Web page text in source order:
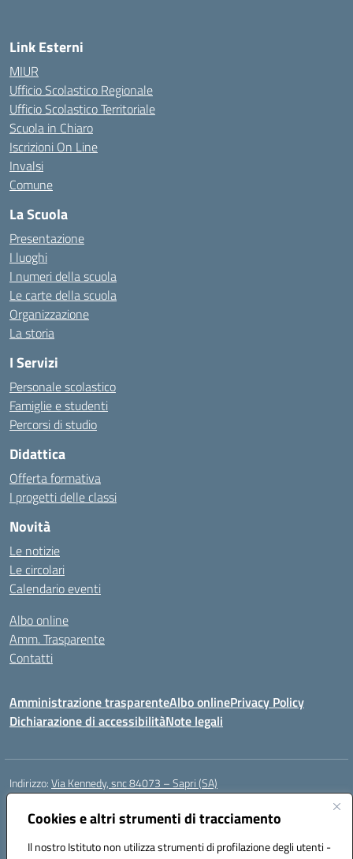
Cookies e altri strumenti di tracciamento
Il nostro Istituto non utilizza strumenti di profilazione degli utenti -
Link Esterni
MIUR
Ufficio Scolastico Regionale
Ufficio Scolastico Territoriale
Scuola in Chiaro
Iscrizioni On Line
Invalsi
Comune
La Scuola
Presentazione
I luoghi
I numeri della scuola
Le carte della scuola
Organizzazione
La storia
I Servizi
Personale scolastico
Famiglie e studenti
Percorsi di studio
Didattica
Offerta formativa
I progetti delle classi
Novità
Le notizie
Le circolari
Calendario eventi
Albo online
Amm. Trasparente
Contatti
Amministrazione trasparenteAlbo onlinePrivacy Policy
Dichiarazione di accessibilitàNote legali
Indirizzo:Via Kennedy, snc 84073 – Sapri (SA)
Centralino:
Posta elettronica certificata (PEC):saic878008@pec.istruzione.it
Codice fiscale: 84002700650